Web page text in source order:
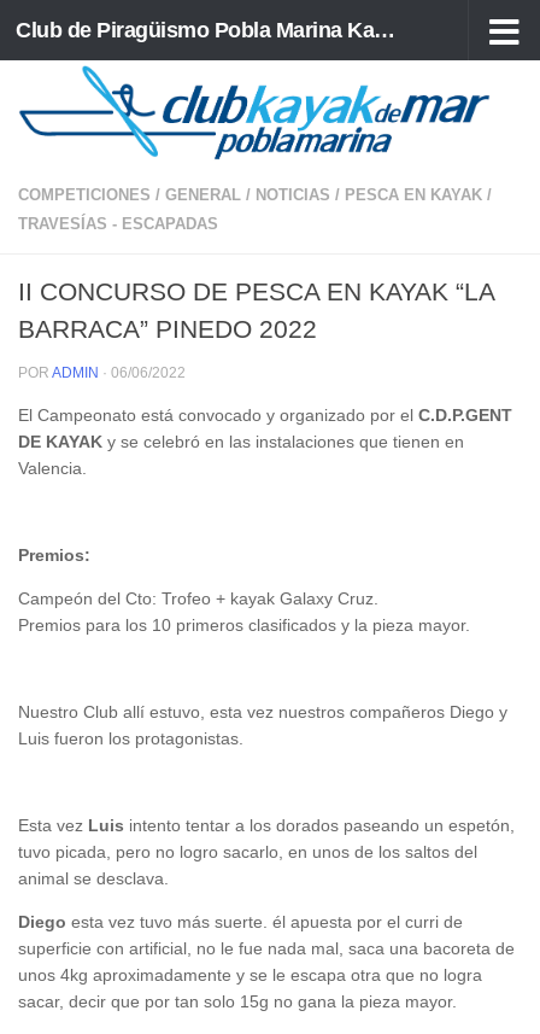
Saltar al contenido Club de Piragüismo Pobla Marina Kayak de Mar
COMPETICIONES / GENERAL / NOTICIAS / PESCA EN KAYAK /
TRAVESÍAS - ESCAPADAS
II CONCURSO DE PESCA EN KAYAK “LA
BARRACA” PINEDO 2022
POR ADMIN · 06/06/2022
El Campeonato está convocado y organizado por el C.D.P.GENT
DE KAYAK y se celebró en las instalaciones que tienen en
Valencia.
Premios:
Campeón del Cto: Trofeo + kayak Galaxy Cruz.
Premios para los 10 primeros clasificados y la pieza mayor.
Nuestro Club allí estuvo, esta vez nuestros compañeros Diego y
Luis fueron los protagonistas.
Esta vez Luis intento tentar a los dorados paseando un espetón,
tuvo picada, pero no logro sacarlo, en unos de los saltos del
animal se desclava.
Diego esta vez tuvo más suerte. él apuesta por el curri de
superficie con artificial, no le fue nada mal, saca una bacoreta de
unos 4kg aproximadamente y se le escapa otra que no logra
sacar, decir que por tan solo 15g no gana la pieza mayor.